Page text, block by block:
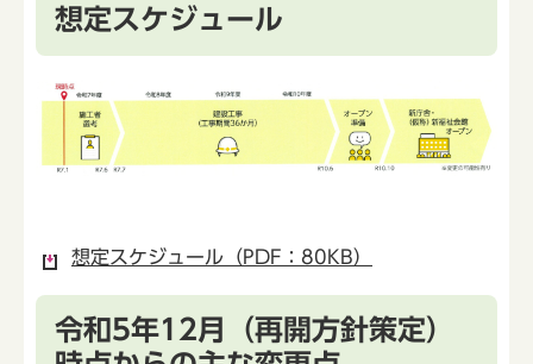
想定スケジュール
想定スケジュール（PDF：80KB）
令和5年12月（再開方針策定）